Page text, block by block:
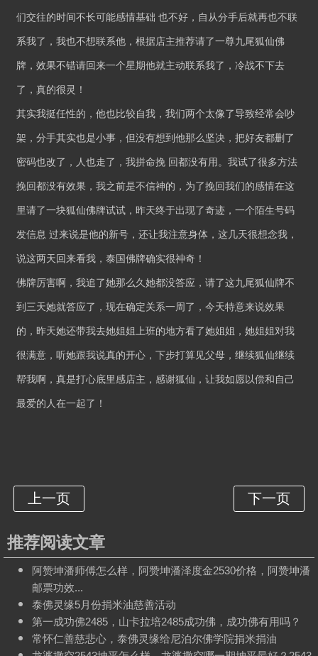
们交往的时间不长可能感情基础 也不好，自从分手后就再也不联
系我了，我也不想联系他，根据店主推荐请了一尊九尾狐仙佛
牌，效果不错请回来一个星期他就主动联系我了，冷战不下去
了，真的很灵！
其实我挺任性的，他也比较自我，我们两个太像了导致经常会吵
架，分手其实也是小事，但没有想到他那么坚决，把好友都删了
密码也改了，人也走了，我拼命挽 回都没有用。我试了很多方法
挽回都没有效果，我之前是不信神的，为了挽回我们的感情在这
里请了一块狐仙佛牌试试，昨天终于出现了奇迹，一个陌生号码
发信息 过来说是他的新号，还让我注意身体，这几天很想念我，
说这两天回来看我，泰国佛牌确实很神奇！
佛牌厉害啊，我追了她那么久她都没答应，请了这九尾狐仙牌不
到三天她就答应了，现在确定关系一周了，今天特意来说效果
的，昨天她还带我去她姐姐上班的地方看了她姐姐，她姐姐对我
很满意，听她跟我说真的开心，下步打算见父母，继续狐仙继续
帮我啊，真是打心底里感店主，感谢狐仙，让我如愿以偿和自己
最爱的人在一起了！
推荐阅读文章
阿赞坤潘师傅怎么样，阿赞坤潘泽度金2530价格，阿赞坤潘
邮票功效...
泰佛灵缘5月份捐米油慈善活动
第一成功佛2485，山卡拉培2485成功佛，成功佛有用吗？
常怀仁善慈悲心，泰佛灵缘给尼泊尔佛学院捐米捐油